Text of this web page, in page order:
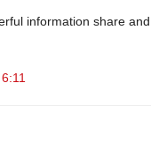
information share